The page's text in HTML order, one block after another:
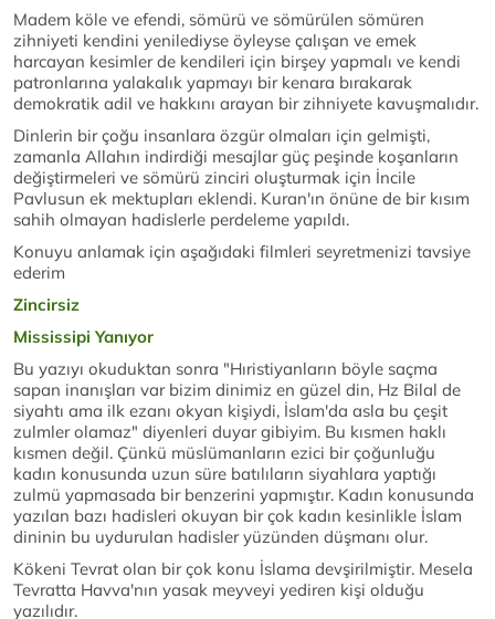
Madem köle ve efendi, sömürü ve sömürülen sömüren
zihniyeti kendini yenilediyse öyleyse çalışan ve emek
harcayan kesimler de kendileri için birşey yapmalı ve kendi
patronlarına yalakalık yapmayı bir kenara bırakarak
demokratik adil ve hakkını arayan bir zihniyete kavuşmalıdır.
Dinlerin bir çoğu insanlara özgür olmaları için gelmişti,
zamanla Allahın indirdiği mesajlar güç peşinde koşanların
değiştirmeleri ve sömürü zinciri oluşturmak için İncile
Pavlusun ek mektupları eklendi. Kuran'ın önüne de bir kısım
sahih olmayan hadislerle perdeleme yapıldı.
Konuyu anlamak için aşağıdaki filmleri seyretmenizi tavsiye
ederim
Zincirsiz
Mississipi Yanıyor
Bu yazıyı okuduktan sonra "Hıristiyanların böyle saçma
sapan inanışları var bizim dinimiz en güzel din, Hz Bilal de
siyahtı ama ilk ezanı okyan kişiydi, İslam'da asla bu çeşit
zulmler olamaz" diyenleri duyar gibiyim. Bu kısmen haklı
kısmen değil. Çünkü müslümanların ezici bir çoğunluğu
kadın konusunda uzun süre batılıların siyahlara yaptığı
zulmü yapmasada bir benzerini yapmıştır. Kadın konusunda
yazılan bazı hadisleri okuyan bir çok kadın kesinlikle İslam
dininin bu uydurulan hadisler yüzünden düşmanı olur.
Kökeni Tevrat olan bir çok konu İslama devşirilmiştir. Mesela
Tevratta Havva'nın yasak meyveyi yediren kişi olduğu
yazılıdır.